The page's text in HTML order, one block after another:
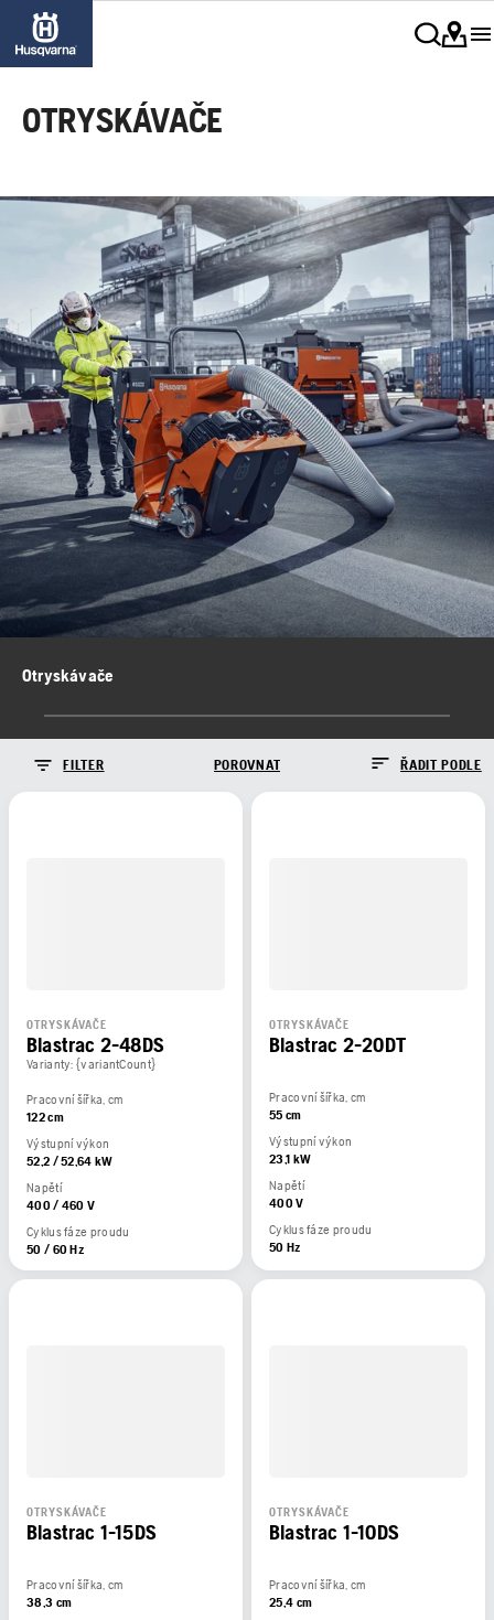
OTRYSKÁVAČE
Otryskávače
FILTER POROVNAT ŘADIT PODLE
OTRYSKÁVAČE
Blastrac 2-48DS
Varianty: {variantCount}
Pracovní šířka, cm
122 cm
Výstupní výkon
52,2 / 52,64 kW
Napětí
400 / 460 V
Cyklus fáze proudu
50 / 60 Hz
OTRYSKÁVAČE
Blastrac 2-20DT
Pracovní šířka, cm
55 cm
Výstupní výkon
23,1 kW
Napětí
400 V
Cyklus fáze proudu
50 Hz
OTRYSKÁVAČE
Blastrac 1-15DS
Pracovní šířka, cm
38,3 cm
OTRYSKÁVAČE
Blastrac 1-10DS
Pracovní šířka, cm
25,4 cm